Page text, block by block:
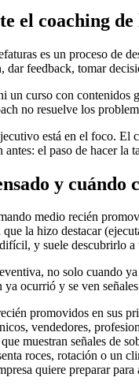
el coaching
es un proceso de
dar feedback, tomar
un curso con contenidos
no resuelve los
está en el foco. El
el paso de hacer la
y
medio recién
la hizo destacar
y suele descubrirlo a
no solo cuando
ocurrió y se ven
promovidos en sus
vendedores,
muestran señales de
roces, rotación o un
quiere preparar